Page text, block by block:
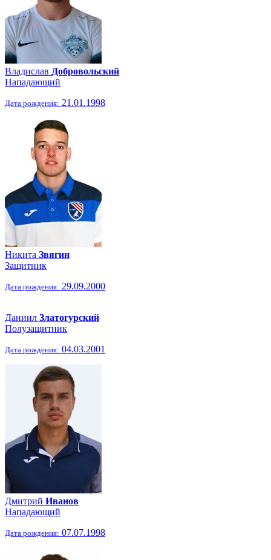
Владислав Добровольский
Нападающий
Дата рождения: 21.01.1998
Никита Звягин
Защитник
Дата рождения: 29.09.2000
Даниил Златогурский
Полузащитник
Дата рождения: 04.03.2001
Дмитрий Иванов
Нападающий
Дата рождения: 07.07.1998